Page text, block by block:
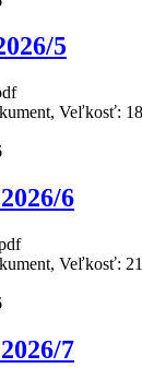
5
Veľkosť:
6
Veľkosť:
7